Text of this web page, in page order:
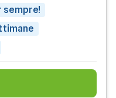
sempre!